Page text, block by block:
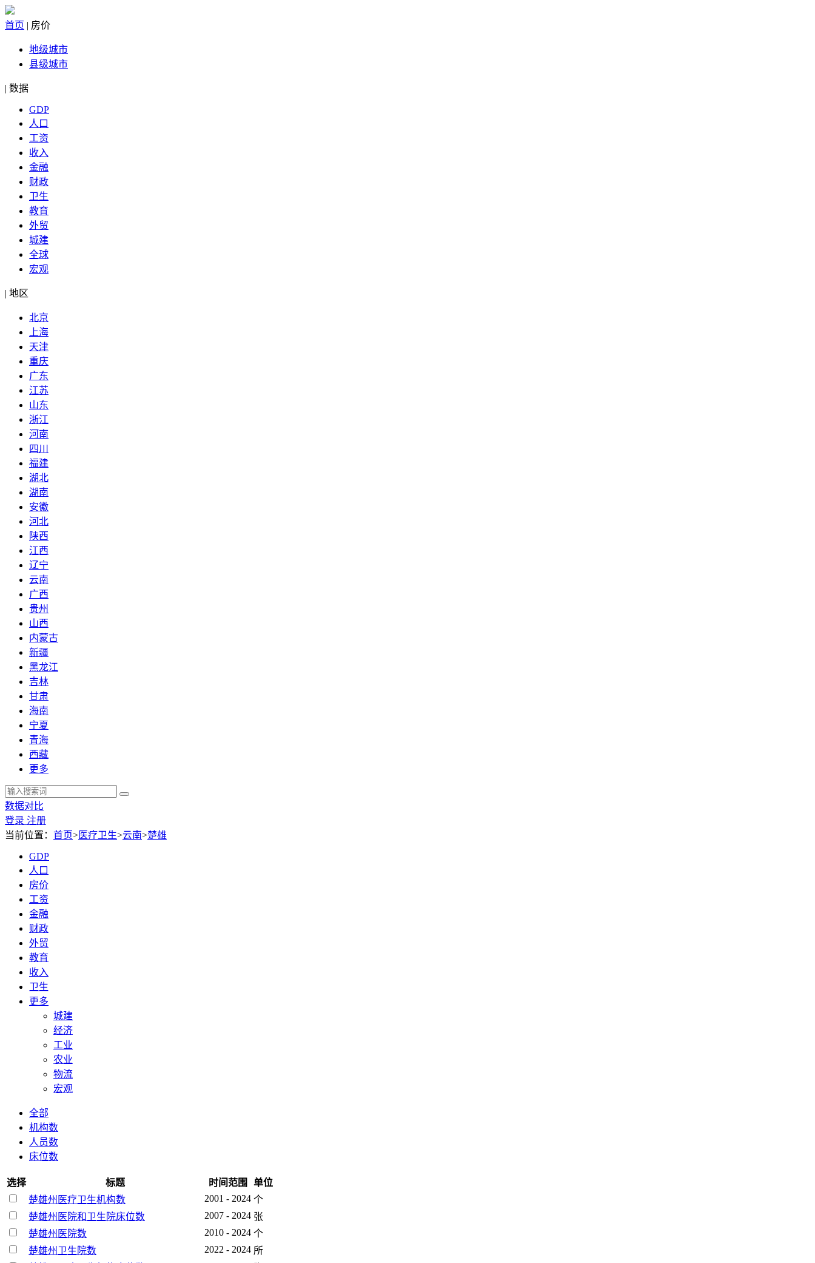
首页 | 房价
地级城市
县级城市
| 数据
GDP
人口
工资
收入
金融
财政
卫生
教育
外贸
城建
全球
宏观
| 地区
北京
上海
天津
重庆
广东
江苏
山东
浙江
河南
四川
福建
湖北
湖南
安徽
河北
陕西
江西
辽宁
云南
广西
贵州
山西
内蒙古
新疆
黑龙江
吉林
甘肃
海南
宁夏
青海
西藏
更多
数据对比
登录 注册
当前位置： 首页>医疗卫生>云南>楚雄
GDP
人口
房价
工资
金融
财政
外贸
教育
收入
卫生
更多
城建
经济
工业
农业
物流
宏观
全部
机构数
人员数
床位数
选择 标题 时间范围
单位
楚雄州医疗卫生机构数
2001 - 2024 个
楚雄州医院和卫生院床位数
2007 - 2024 张
楚雄州医院数
2010 - 2024 个
楚雄州卫生院数
2022 - 2024 所